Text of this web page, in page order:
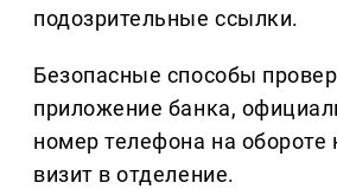
подозрительные ссылки.
Безопасные способы
приложение банка,
номер телефона на обороте
визит в отделение.